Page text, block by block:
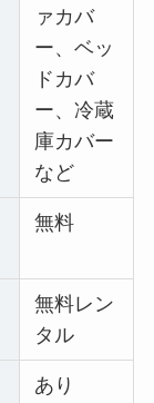
ァカバ
ー、ベッ
ドカバ
ー、冷蔵
庫カバー
など
無料
無料レン
タル
あり